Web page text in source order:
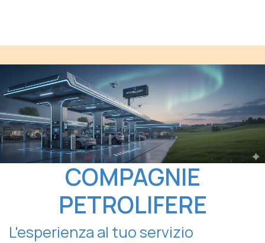
COMPAGNIE
PETROLIFERE
L'esperienza al tuo servizio